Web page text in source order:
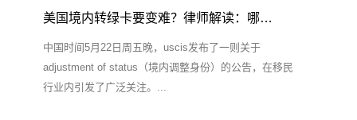
美国境内转绿卡要变难？律师解读：哪…
中国时间5月22日周五晚，uscis发布了一则关于
adjustment of status（境内调整身份）的公告，在移民
行业内引发了广泛关注。...